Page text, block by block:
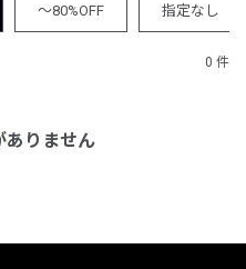
～80%OFF 指定なし
0 件
ありません